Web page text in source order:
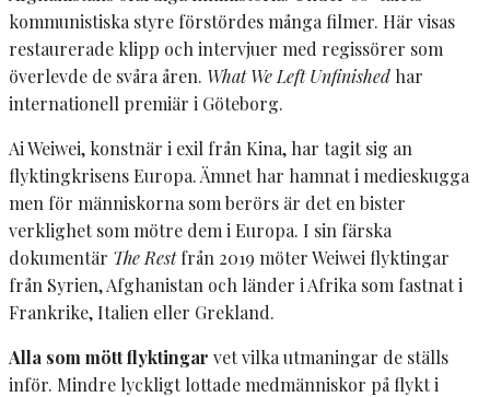
kommunistiska styre förstördes många filmer. Här visas
restaurerade klipp och intervjuer med regissörer som
överlevde de svåra åren. What We Left Unfinished har
internationell premiär i Göteborg.
Ai Weiwei, konstnär i exil från Kina, har tagit sig an
flyktingkrisens Europa. Ämnet har hamnat i medieskugga
men för människorna som berörs är det en bister
verklighet som mötre dem i Europa. I sin färska
dokumentär The Restfrån 2019 möter Weiwei flyktingar
från Syrien, Afghanistan och länder i Afrika som fastnat i
Frankrike, Italien eller Grekland.
Alla som mött flyktingar vet vilka utmaningar de ställs
inför. Mindre lyckligt lottade medmänniskor på flykt i